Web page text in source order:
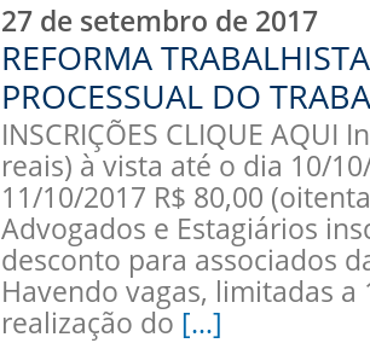
27 de setembro de 2017
REFORMA
PROCESSUAL DO
INSCRIÇÕES CLIQUE
reais) à vista até o dia 10/
11/10/2017 R$ 80,00
Advogados e Estagiários
desconto para associados
Havendo vagas, limitadas
realização do […]